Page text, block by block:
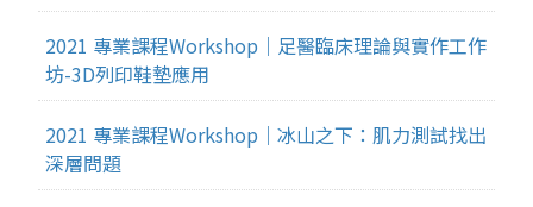
2021 專業課程Workshop｜足醫臨床理論與實作工作
坊-3D列印鞋墊應用
2021 專業課程Workshop｜冰山之下：肌力測試找出
深層問題